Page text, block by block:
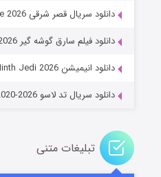
جادوگری
قسمت۱۴ (زیرنویس)
دانلود سریال قصر شرقی The East Palace 2026
دانلود فیلم سارق گوشه گیر The Isolate Thief 2026
دانلود انیمیشن Star Wars: The Ninth Jedi 2026
دانلود سریال تد لاسو Ted Lasso 2020-2026
تبلیغات متنی